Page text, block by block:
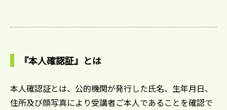
『本人確認証』とは
本人確認証とは、公的機関が発行した氏名、生年月日、
住所及び顔写真により受講者ご本人であることを確認で